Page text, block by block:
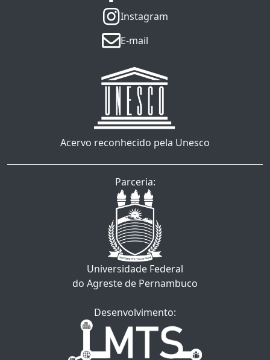
Instagram
E-mail
Acervo reconhecido pela Unesco
Parceria:
Universidade Federal
do Agreste de Pernambuco
Desenvolvimento: